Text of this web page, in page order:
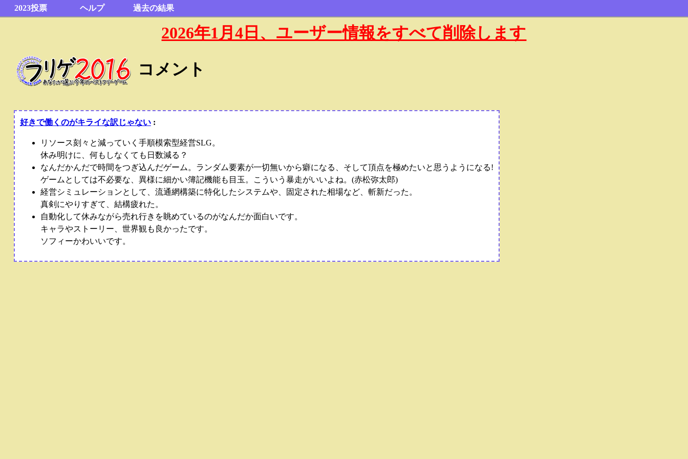
2023投票 ヘルプ 過去の結果
2026年1月4日、ユーザー情報をすべて削除します
コメント
好きで働くのがキライな訳じゃない:
リソース刻々と減っていく手順模索型経営SLG。
休み明けに、何もしなくても日数減る？
なんだかんだで時間をつぎ込んだゲーム。ランダム要素が一切無いから癖になる、そして頂点を極めたいと思うようになる!
ゲームとしては不必要な、異様に細かい簿記機能も目玉。こういう暴走がいいよね。(赤松弥太郎)
経営シミュレーションとして、流通網構築に特化したシステムや、固定された相場など、斬新だった。
真剣にやりすぎて、結構疲れた。
自動化して休みながら売れ行きを眺めているのがなんだか面白いです。
キャラやストーリー、世界観も良かったです。
ソフィーかわいいです。